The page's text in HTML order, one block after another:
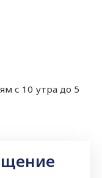
с 10 утра до 5